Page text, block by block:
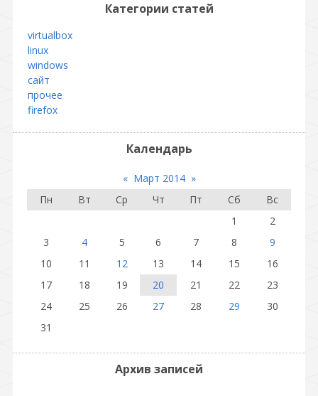
Категории статей
virtualbox
linux
windows
сайт
прочее
firefox
Календарь
« Март 2014 »
Пн
Вт Ср Чт Пт Сб
Вс
1
2
3
4 5 6 7 8
9
10
11 12 13 14 15
16
17
18 19 20 21 22
23
24
25 26 27 28 29
30
31
Архив записей